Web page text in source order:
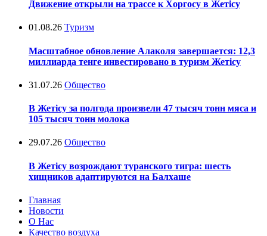
Движение открыли на трассе к Хоргосу в Жетісу
01.08.26 Туризм
Масштабное обновление Алаколя завершается: 12,3
миллиарда тенге инвестировано в туризм Жетісу
31.07.26 Общество
В Жетісу за полгода произвели 47 тысяч тонн мяса и
105 тысяч тонн молока
29.07.26 Общество
В Жетісу возрождают туранского тигра: шесть
хищников адаптируются на Балхаше
Главная
Новости
О Нас
Качество воздуха